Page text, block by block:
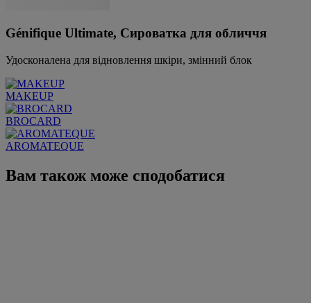
Génifique Ultimate, Сироватка для обличчя
Удосконалена для відновлення шкіри, змінний блок
MAKEUP
BROCARD
AROMATEQUE
Вам також може сподобатися